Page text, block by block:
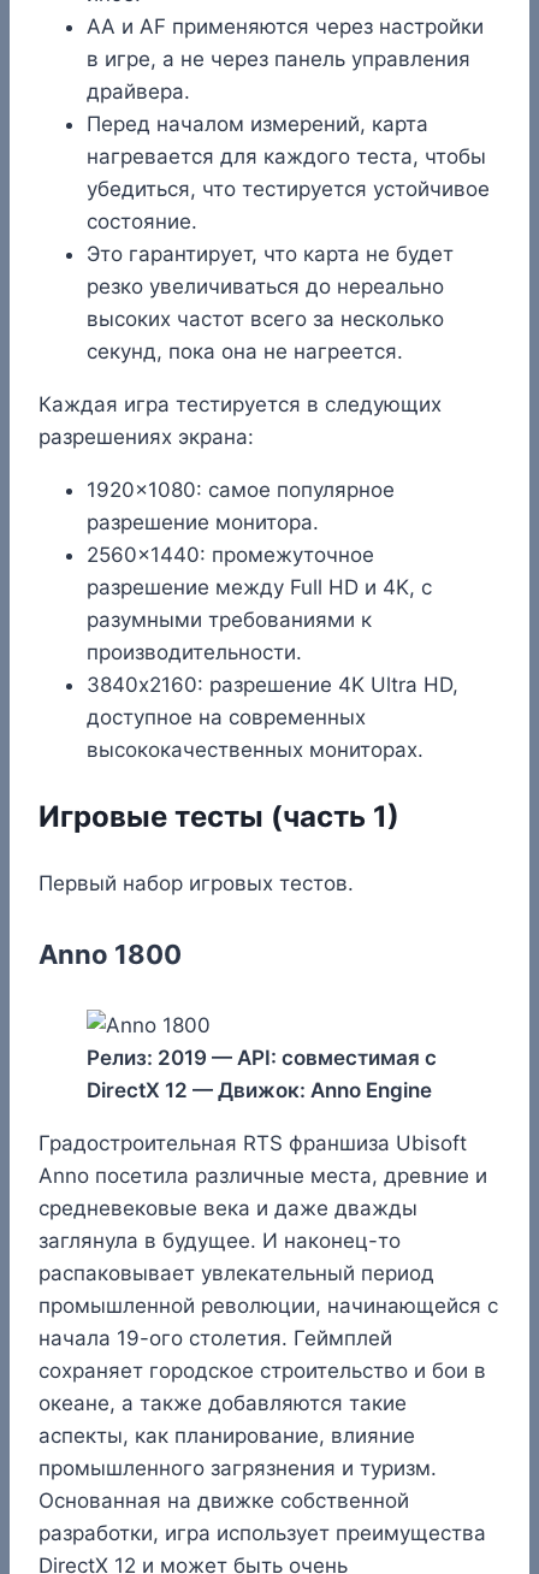
AA и AF применяются через настройки
в игре, а не через панель управления
драйвера.
Перед началом измерений, карта
нагревается для каждого теста, чтобы
убедиться, что тестируется устойчивое
состояние.
Это гарантирует, что карта не будет
резко увеличиваться до нереально
высоких частот всего за несколько
секунд, пока она не нагреется.
Каждая игра тестируется в следующих
разрешениях экрана:
1920×1080: самое популярное
разрешение монитора.
2560×1440: промежуточное
разрешение между Full HD и 4K, с
разумными требованиями к
производительности.
3840х2160: разрешение 4K Ultra HD,
доступное на современных
высококачественных мониторах.
Игровые тесты (часть 1)
Первый набор игровых тестов.
Anno 1800
Релиз: 2019 — API: совместимая с
DirectX 12 — Движок: Anno Engine
Градостроительная RTS франшиза Ubisoft
Anno посетила различные места, древние и
средневековые века и даже дважды
заглянула в будущее. И наконец-то
распаковывает увлекательный период
промышленной революции, начинающейся с
начала 19-ого столетия. Геймплей
сохраняет городское строительство и бои в
океане, а также добавляются такие
аспекты, как планирование, влияние
промышленного загрязнения и туризм.
Основанная на движке собственной
разработки, игра использует преимущества
DirectX 12 и может быть очень